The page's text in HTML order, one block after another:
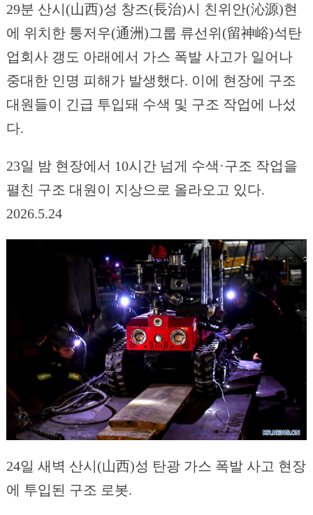
29분 산시(山西)성 창즈(長治)시 친위안(沁源)현
에 위치한 퉁저우(通洲)그룹 류선위(留神峪)석탄
업회사 갱도 아래에서 가스 폭발 사고가 일어나
중대한 인명 피해가 발생했다. 이에 현장에 구조
대원들이 긴급 투입돼 수색 및 구조 작업에 나섰
다.
23일 밤 현장에서 10시간 넘게 수색·구조 작업을
펼친 구조 대원이 지상으로 올라오고 있다.
2026.5.24
24일 새벽 산시(山西)성 탄광 가스 폭발 사고 현장
에 투입된 구조 로봇.